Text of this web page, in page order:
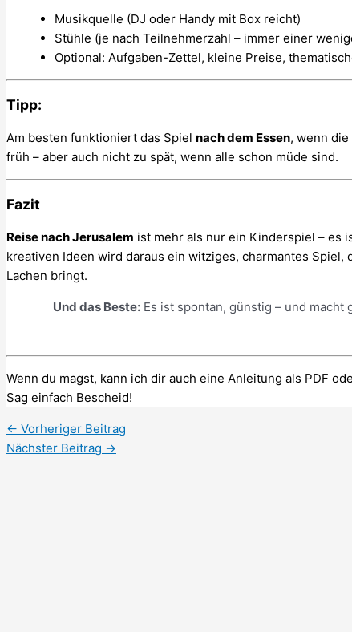
Musikquelle (DJ oder Handy mit Box reicht)
Stühle (je nach Teilnehmerzahl – immer einer
Optional: Aufgaben-Zettel, kleine Preise,
Tipp:
Am besten funktioniert das Spiel nach dem Essen, wenn
früh – aber auch nicht zu spät, wenn alle schon müde sind.
Fazit
Reise nach Jerusalem ist mehr als nur ein Kinderspiel – es
kreativen Ideen wird daraus ein witziges, charmantes Spiel,
Lachen bringt.
Und das Beste: Es ist spontan, günstig – und macht
Wenn du magst, kann ich dir auch eine Anleitung als PDF
Sag einfach Bescheid!
← Vorheriger Beitrag
Nächster Beitrag →